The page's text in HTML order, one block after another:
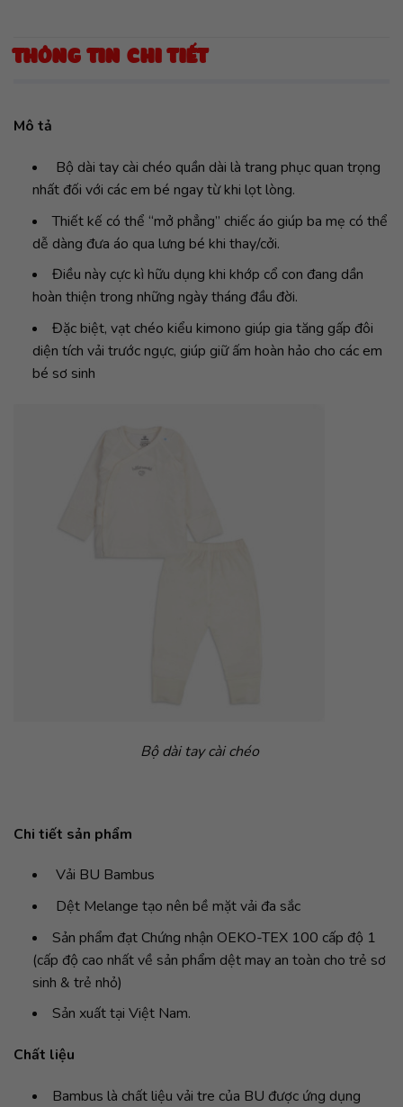
THÔNG TIN CHI TIẾT
Mô tả
Bộ dài tay cài chéo quần dài là trang phục quan trọng
nhất đối với các em bé ngay từ khi lọt lòng.
Thiết kế có thể “mở phẳng” chiếc áo giúp ba mẹ có thể
dễ dàng đưa áo qua lưng bé khi thay/cởi.
Điều này cực kì hữu dụng khi khớp cổ con đang dần
hoàn thiện trong những ngày tháng đầu đời.
Đặc biệt, vạt chéo kiểu kimono giúp gia tăng gấp đôi
diện tích vải trước ngực, giúp giữ ấm hoàn hảo cho các em
bé sơ sinh
Bộ dài tay cài chéo
Chi tiết sản phẩm
Vải BU Bambus
Dệt Melange tạo nên bề mặt vải đa sắc
Sản phẩm đạt Chứng nhận OEKO-TEX 100 cấp độ 1
(cấp độ cao nhất về sản phẩm dệt may an toàn cho trẻ sơ
sinh & trẻ nhỏ)
Sản xuất tại Việt Nam.
Chất liệu
Bambus là chất liệu vải tre của BU được ứng dụng